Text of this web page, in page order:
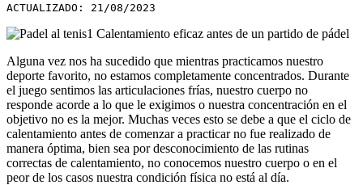
ACTUALIZADO: 21/08/2023
Alguna vez nos ha sucedido que mientras practicamos nuestro
deporte favorito, no estamos completamente concentrados. Durante
el juego sentimos las articulaciones frías, nuestro cuerpo no
responde acorde a lo que le exigimos o nuestra concentración en el
objetivo no es la mejor. Muchas veces esto se debe a que el ciclo de
calentamiento antes de comenzar a practicar no fue realizado de
manera óptima, bien sea por desconocimiento de las rutinas
correctas de calentamiento, no conocemos nuestro cuerpo o en el
peor de los casos nuestra condición física no está al día.